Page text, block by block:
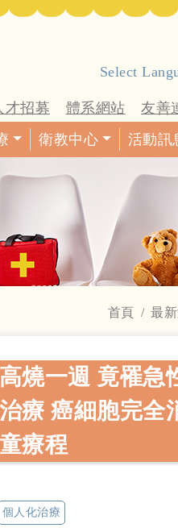
Select
才招募 體系網站 友善
衛教中心 活動訊
首頁 最
燒一週 竟罹急
療 癌細胞完全
療程
個人化治療